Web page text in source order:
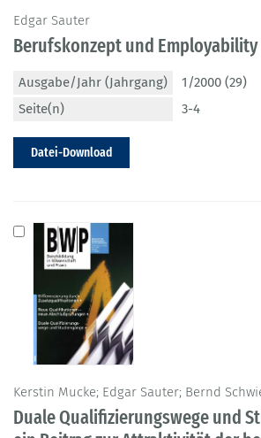
Edgar Sauter
Berufskonzept und Employability
Ausgabe/Jahr (Jahrgang)
1/2000 (29)
Seite(n)
3-4
Datei-Download
Kerstin Mucke; Edgar Sauter; Bernd
Duale Qualifizierungswege und